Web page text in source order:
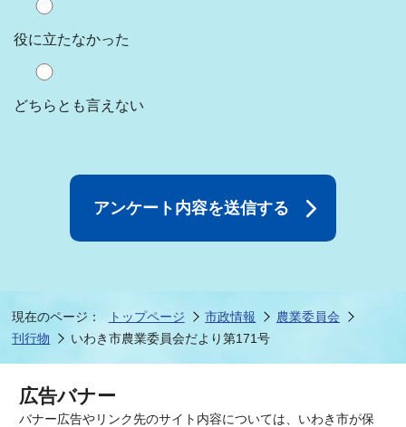
役に立たなかった
どちらとも言えない
現在のページ： トップページ 市政情報
農業委員会
刊行物
いわき市農業委員会だより第171号
広告バナー
バナー広告やリンク先のサイト内容については、いわき市が保